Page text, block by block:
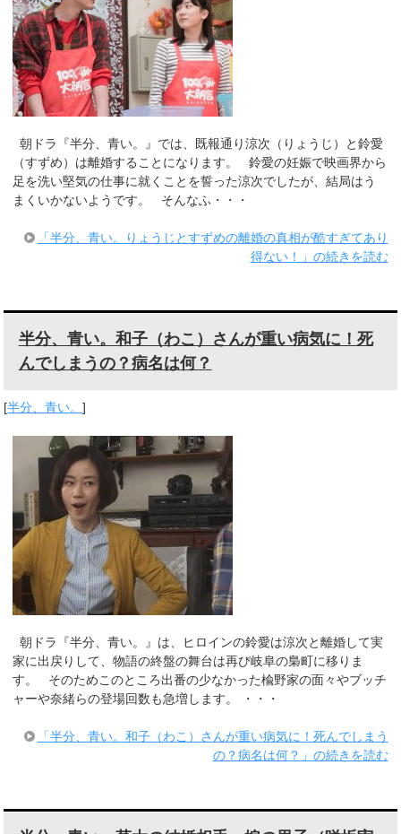
朝ドラ『半分、青い。』では、既報通り涼次（りょうじ）と鈴愛
（すずめ）は離婚することになります。 鈴愛の妊娠で映画界から
足を洗い堅気の仕事に就くことを誓った涼次でしたが、結局はう
まくいかないようです。 そんなふ・・・
「半分、青い。りょうじとすずめの離婚の真相が酷すぎてあり
得ない！」の続きを読む
半分、青い。和子（わこ）さんが重い病気に！死
んでしまうの？病名は何？
[半分、青い。]
朝ドラ『半分、青い。』は、ヒロインの鈴愛は涼次と離婚して実
家に出戻りして、物語の終盤の舞台は再び岐阜の梟町に移りま
す。 そのためこのところ出番の少なかった楡野家の面々やブッチ
ャーや奈緒らの登場回数も急増します。 ・・・
「半分、青い。和子（わこ）さんが重い病気に！死んでしまう
の？病名は何？」の続きを読む